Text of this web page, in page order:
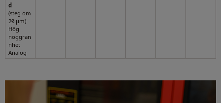
d
(steg om
20 µm)
Hög
noggran
nhet
Analog